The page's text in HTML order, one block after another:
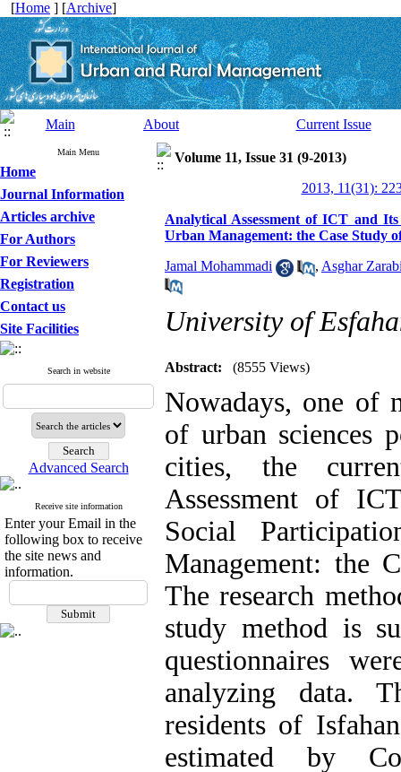
[Home ] [Archive]
Main About Current Issue
Main Menu
Home
Journal Information
Articles archive
For Authors
For Reviewers
Registration
Contact us
Site Facilities
Search in website
Advanced Search
Receive site information
Enter your Email in the
following box to receive
the site news and
information.
Volume 11, Issue 31 (9-2013)
2013, 11(31):
Analytical Assessment of ICT and
Urban Management: the Case Study
Jamal Mohammadi , Asghar
University of
Abstract: (8555 Views)
Nowadays, one of
of urban sciences
cities, the
Assessment of
Social
Management: the
The research
study method is
questionnaires
analyzing data.
residents of
estimated by